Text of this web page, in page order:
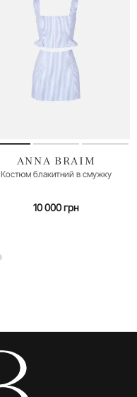
M (46)
ANNA BRAIM
Костюм блакитний в смужку
10 000 грн